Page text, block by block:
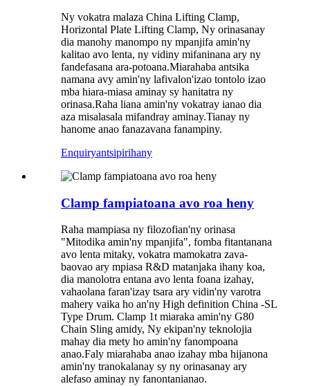
Ny vokatra malaza China Lifting Clamp,
Horizontal Plate Lifting Clamp, Ny orinasanay
dia manohy manompo ny mpanjifa amin'ny
kalitao avo lenta, ny vidiny mifaninana ary ny
fandefasana ara-potoana.Miarahaba antsika
namana avy amin'ny lafivalon'izao tontolo izao
mba hiara-miasa aminay sy hanitatra ny
orinasa.Raha liana amin'ny vokatray ianao dia
aza misalasala mifandray aminay.Tianay ny
hanome anao fanazavana fanampiny.
Enquiryantsipirihany
Clamp fampiatoana avo roa heny
Raha mampiasa ny filozofian'ny orinasa
"Mitodika amin'ny mpanjifa", fomba fitantanana
avo lenta mitaky, vokatra mamokatra zava-
baovao ary mpiasa R&D matanjaka ihany koa,
dia manolotra entana avo lenta foana izahay,
vahaolana faran'izay tsara ary vidin'ny varotra
mahery vaika ho an'ny High definition China -SL
Type Drum. Clamp 1t miaraka amin'ny G80
Chain Sling amidy, Ny ekipan'ny teknolojia
mahay dia mety ho amin'ny fanompoana
anao.Faly miarahaba anao izahay mba hijanona
amin'ny tranokalanay sy ny orinasanay ary
alefaso aminay ny fanontanianao.